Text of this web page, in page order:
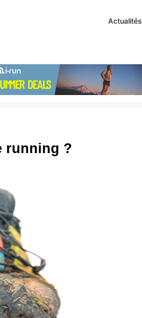
Actualités
running ?